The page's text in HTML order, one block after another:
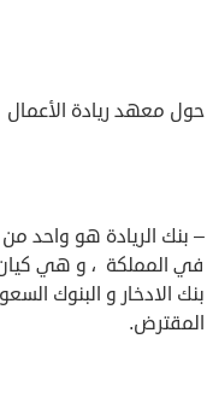
حول معهد ريادة الأعمال
– بنك الريادة هو واحد
في المملكة ، و هي
بنك الادخار و البنوك
المقترض.